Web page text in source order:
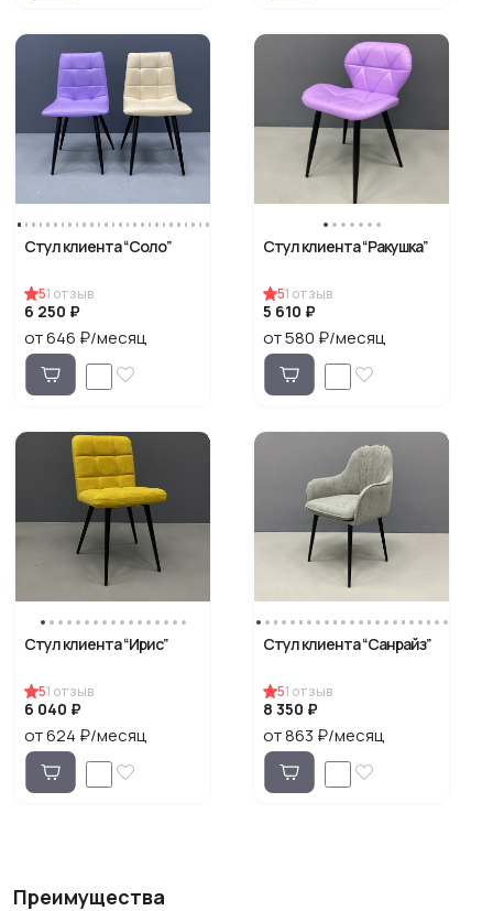
Стул клиента “Соло”
51 отзыв
6 250 ₽
от 646 ₽/месяц
Стул клиента “Ракушка”
51 отзыв
5 610 ₽
от 580 ₽/месяц
Стул клиента “Ирис”
51 отзыв
6 040 ₽
от 624 ₽/месяц
Стул клиента “Санрайз”
51 отзыв
8 350 ₽
от 863 ₽/месяц
Преимущества